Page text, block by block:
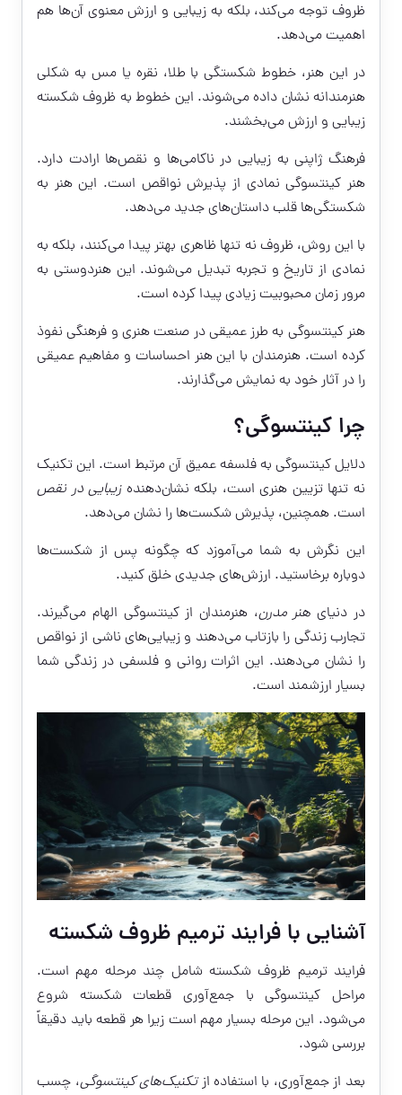
ظروف توجه می‌کند، بلکه به زیبایی و ارزش معنوی آن‌ها هم
اهمیت می‌دهد.
در این هنر، خطوط شکستگی با طلا، نقره یا مس به شکلی
هنرمندانه نشان داده می‌شوند. این خطوط به ظروف شکسته
زیبایی و ارزش می‌بخشند.
فرهنگ ژاپنی به زیبایی در ناکامی‌ها و نقص‌ها ارادت دارد.
هنر کینتسوگی نمادی از پذیرش نواقص است. این هنر به
شکستگی‌ها قلب داستان‌های جدید می‌دهد.
با این روش، ظروف نه تنها ظاهری بهتر پیدا می‌کنند، بلکه به
نمادی از تاریخ و تجربه تبدیل می‌شوند. این هنردوستی به
مرور زمان محبوبیت زیادی پیدا کرده است.
هنر کینتسوگی به طرز عمیقی در صنعت هنری و فرهنگی نفوذ
کرده است. هنرمندان با این هنر احساسات و مفاهیم عمیقی
را در آثار خود به نمایش می‌گذارند.
چرا کینتسوگی؟
دلایل کینتسوگی به فلسفه عمیق آن مرتبط است. این تکنیک
نه تنها تزیین هنری است، بلکه نشان‌دهندهزیبایی در نقص
است. همچنین، پذیرش شکست‌ها را نشان می‌دهد.
این نگرش به شما می‌آموزد که چگونه پس از شکست‌ها
دوباره برخاستید. ارزش‌های جدیدی خلق کنید.
در دنیای هنر مدرن، هنرمندان از کینتسوگی الهام می‌گیرند.
تجارب زندگی را بازتاب می‌دهند و زیبایی‌های ناشی از نواقص
را نشان می‌دهند. این اثرات روانی و فلسفی در زندگی شما
بسیار ارزشمند است.
آشنایی با فرایند ترمیم ظروف شکسته
فرایند ترمیم ظروف شکسته شامل چند مرحله مهم است.
مراحل کینتسوگی با جمع‌آوری قطعات شکسته شروع
می‌شود. این مرحله بسیار مهم است زیرا هر قطعه باید دقیقاً
بررسی شود.
بعد از جمع‌آوری، با استفاده ازتکنیک‌های کینتسوگی، چسب